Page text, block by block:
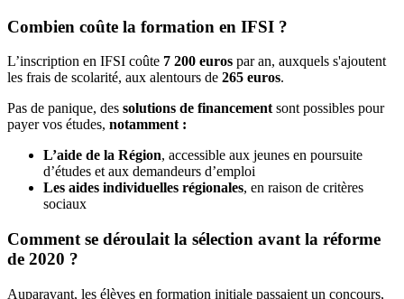
Combien coûte la formation en IFSI ?
L’inscription en IFSI coûte 7 200 euros par an, auxquels s'ajoutent
les frais de scolarité, aux alentours de 265 euros.
Pas de panique, des solutions de financementsont possibles pour
payer vos études, notamment :
L’aide de la Région, accessible aux jeunes en poursuite
d’études et aux demandeurs d’emploi
Les aides individuelles régionales, en raison de critères
sociaux
Comment se déroulait la sélection avant la réforme
de 2020 ?
Auparavant, les élèves en formation initiale passaient un concours,